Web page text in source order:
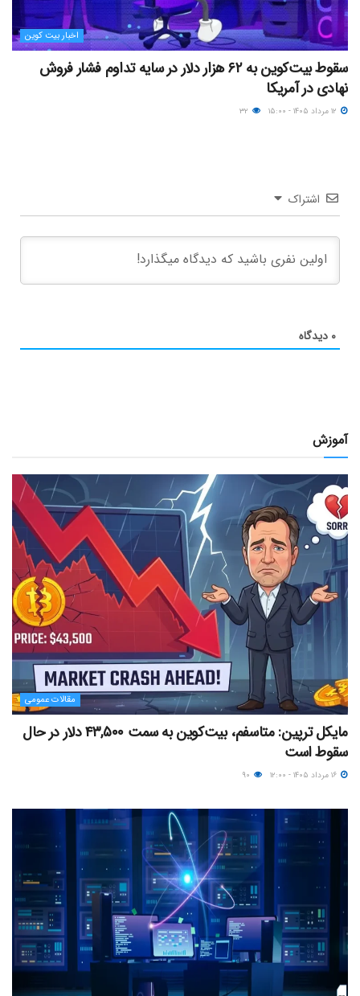
اخبار بیت کوین
سقوط بیت‌کوین به ۶۲ هزار دلار در سایه تداوم فشار فروش
نهادی در آمریکا
اشتراک
۰ دیدگاه
آموزش
مقالات عمومی
مایکل ترپین: متاسفم، بیت‌کوین به سمت ۴۳,۵۰۰ دلار در حال
سقوط است